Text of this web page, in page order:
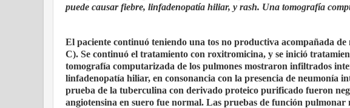
puede causar fiebre, linfadenopatía hiliar, y rash. Una tomografía
El paciente continuó teniendo una tos no productiva acompañada
C). Se continuó el tratamiento con roxitromicina, y se inició
tomografía computarizada de los pulmones mostraron infiltrados
linfadenopatía hiliar, en consonancia con la presencia de neumonía
prueba de la tuberculina con derivado proteico purificado fueron
angiotensina en suero fue normal. Las pruebas de función